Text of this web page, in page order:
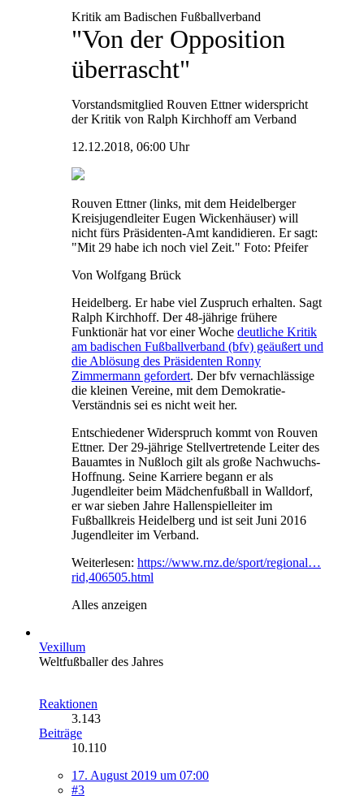
Kritik am Badischen Fußballverband
"Von der Opposition
überrascht"
Vorstandsmitglied Rouven Ettner widerspricht
der Kritik von Ralph Kirchhoff am Verband
12.12.2018, 06:00 Uhr
Rouven Ettner (links, mit dem Heidelberger
Kreisjugendleiter Eugen Wickenhäuser) will
nicht fürs Präsidenten-Amt kandidieren. Er sagt:
"Mit 29 habe ich noch viel Zeit." Foto: Pfeifer
Von Wolfgang Brück
Heidelberg. Er habe viel Zuspruch erhalten. Sagt
Ralph Kirchhoff. Der 48-jährige frühere
Funktionär hat vor einer Woche deutliche Kritik
am badischen Fußballverband (bfv) geäußert und
die Ablösung des Präsidenten Ronny
Zimmermann gefordert. Der bfv vernachlässige
die kleinen Vereine, mit dem Demokratie-
Verständnis sei es nicht weit her.
Entschiedener Widerspruch kommt von Rouven
Ettner. Der 29-jährige Stellvertretende Leiter des
Bauamtes in Nußloch gilt als große Nachwuchs-
Hoffnung. Seine Karriere begann er als
Jugendleiter beim Mädchenfußball in Walldorf,
er war sieben Jahre Hallenspielleiter im
Fußballkreis Heidelberg und ist seit Juni 2016
Jugendleiter im Verband.
Weiterlesen: https://www.rnz.de/sport/regional…
rid,406505.html
Alles anzeigen
Vexillum
Weltfußballer des Jahres
Reaktionen
3.143
Beiträge
10.110
17. August 2019 um 07:00
#3